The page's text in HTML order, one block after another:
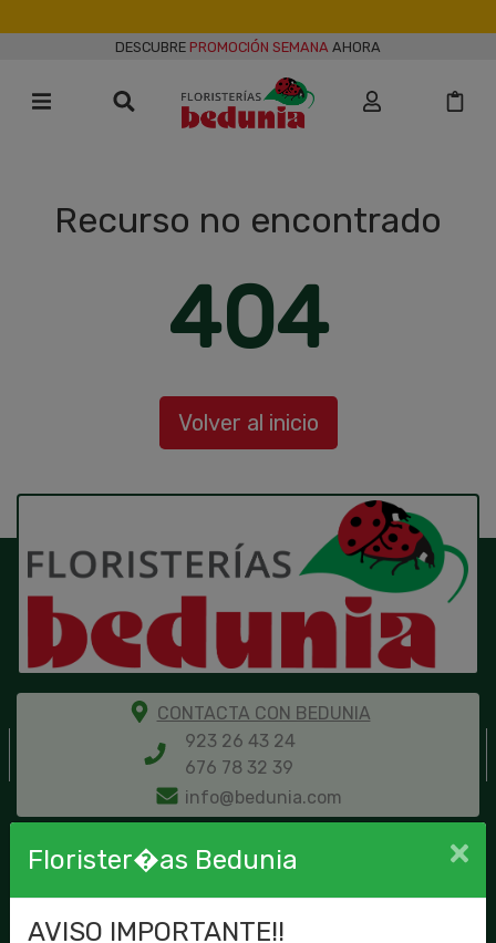
DESCUBRE PROMOCIÓN SEMANA AHORA
Recurso no encontrado
404
Volver al inicio
CONTACTA CON BEDUNIA
923 26 43 24
676 78 32 39
info@bedunia.com
Florister�as Bedunia
AVISO IMPORTANTE!!